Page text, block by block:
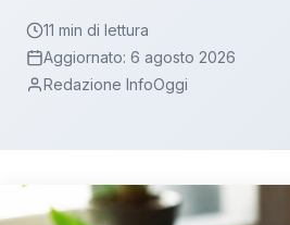
11 min di lettura
Aggiornato: 6 agosto 2026
Redazione InfoOggi